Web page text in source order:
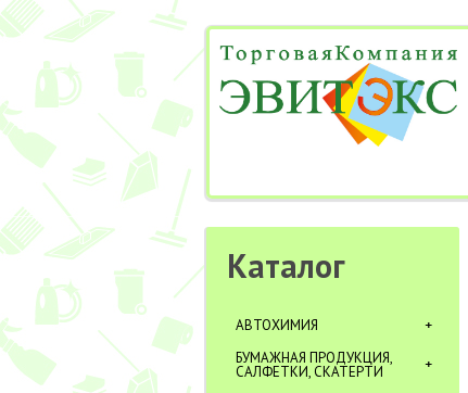
Каталог
АВТОХИМИЯ
БУМАЖНАЯ ПРОДУКЦИЯ,
САЛФЕТКИ, СКАТЕРТИ